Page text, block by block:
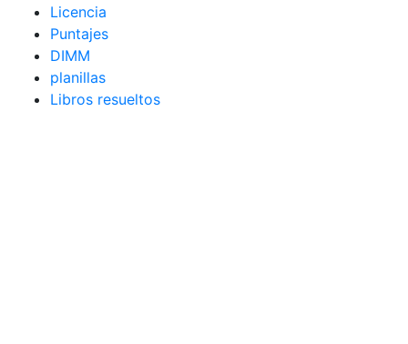
Licencia
Puntajes
DIMM
planillas
Libros resueltos